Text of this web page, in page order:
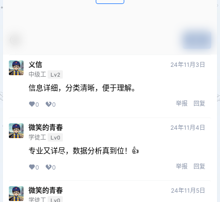
义信
中级工 Lv2
24年11月3日
信息详细，分类清晰，便于理解。
0 0 举报 回复
微笑的青春
学徒工 Lv0
24年11月4日
专业又详尽，数据分析真到位！👍
0 0 举报 回复
微笑的青春
学徒工 Lv0
24年11月5日